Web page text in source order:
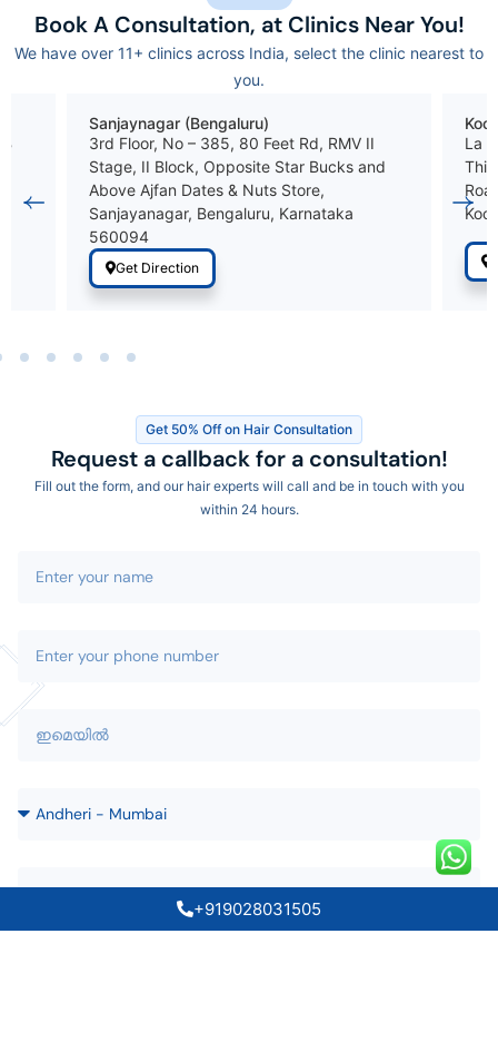
Book A Consultation, at Clinics Near You!
We have over 11+ clinics across India, select the clinic nearest to
you.
Sanjaynagar (Bengaluru)
3rd Floor, No – 385, 80 Feet Rd, RMV II
Stage, II Block, Opposite Star Bucks and
Above Ajfan Dates & Nuts Store,
Sanjayanagar, Bengaluru, Karnataka
560094
Get Direction
La
Get 50% Off on Hair Consultation
Request a callback for a consultation!
Fill out the form, and our hair experts will call and be in touch with you
within 24 hours.
+919028031505